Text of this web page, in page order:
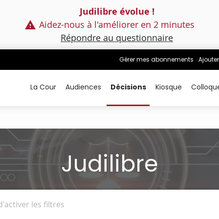
Judilibre évolue !
Aidez-nous à l'améliorer en 2 minutes
Répondre au questionnaire
Gérer mes abonnements
La Cour Audiences Décisions Kiosque
Judilibre